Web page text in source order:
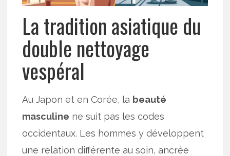
La tradition asiatique du
double nettoyage
vespéral
Au Japon et en Corée, la beauté
masculine ne suit pas les codes
occidentaux. Les hommes y développent
une relation différente au soin, ancrée